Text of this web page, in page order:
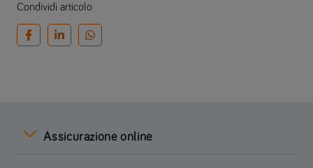
Condividi articolo
Assicurazione online